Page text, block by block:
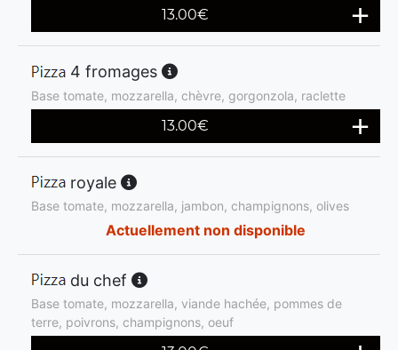
13.00€
4 fromages
Base tomate, mozzarella, chèvre, gorgonzola, raclette
13.00€
royale
Base tomate, mozzarella, jambon, champignons, olives
Actuellement non disponible
du chef
Base tomate, mozzarella, viande hachée, pommes de
terre, poivrons, champignons, oeuf